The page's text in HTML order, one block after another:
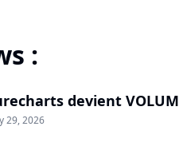
:
devient VOLUM
29, 2026